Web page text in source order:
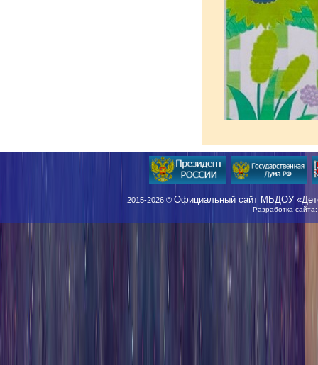
.2015-2026 © Официальный сайт МБДОУ
Разработка